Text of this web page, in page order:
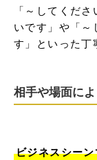
「～してくだ
いです」や「～
す」といった丁
相手や場面に
ビジネスシー